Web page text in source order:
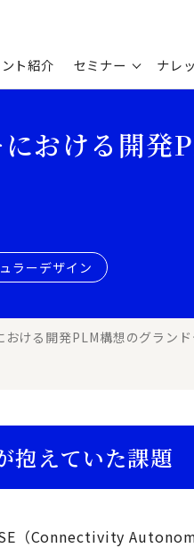
ト紹介 セミナー ナレ
コ
新
セ
申
最
経営
IT
企
会社
顧
お
ニュ
おける開発
ラーデザイン
ける開発PLM構想のグラン
抱えていた課題
（Connectivity